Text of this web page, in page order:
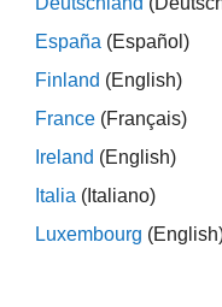
open_system(
España (Español)
Finland (English)
France (Français)
Ireland (English)
Italia (Italiano)
Luxembourg